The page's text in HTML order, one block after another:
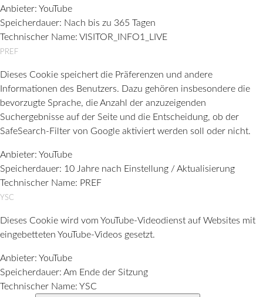
Anbieter: YouTube
Speicherdauer: Nach bis zu 365 Tagen
Technischer Name: VISITOR_INFO1_LIVE
PREF
Dieses Cookie speichert die Präferenzen und andere
Informationen des Benutzers. Dazu gehören insbesondere die
bevorzugte Sprache, die Anzahl der anzuzeigenden
Suchergebnisse auf der Seite und die Entscheidung, ob der
SafeSearch-Filter von Google aktiviert werden soll oder nicht.
Anbieter: YouTube
Speicherdauer: 10 Jahre nach Einstellung / Aktualisierung
Technischer Name: PREF
YSC
Dieses Cookie wird vom YouTube-Videodienst auf Websites mit
eingebetteten YouTube-Videos gesetzt.
Anbieter: YouTube
Speicherdauer: Am Ende der Sitzung
Technischer Name: YSC